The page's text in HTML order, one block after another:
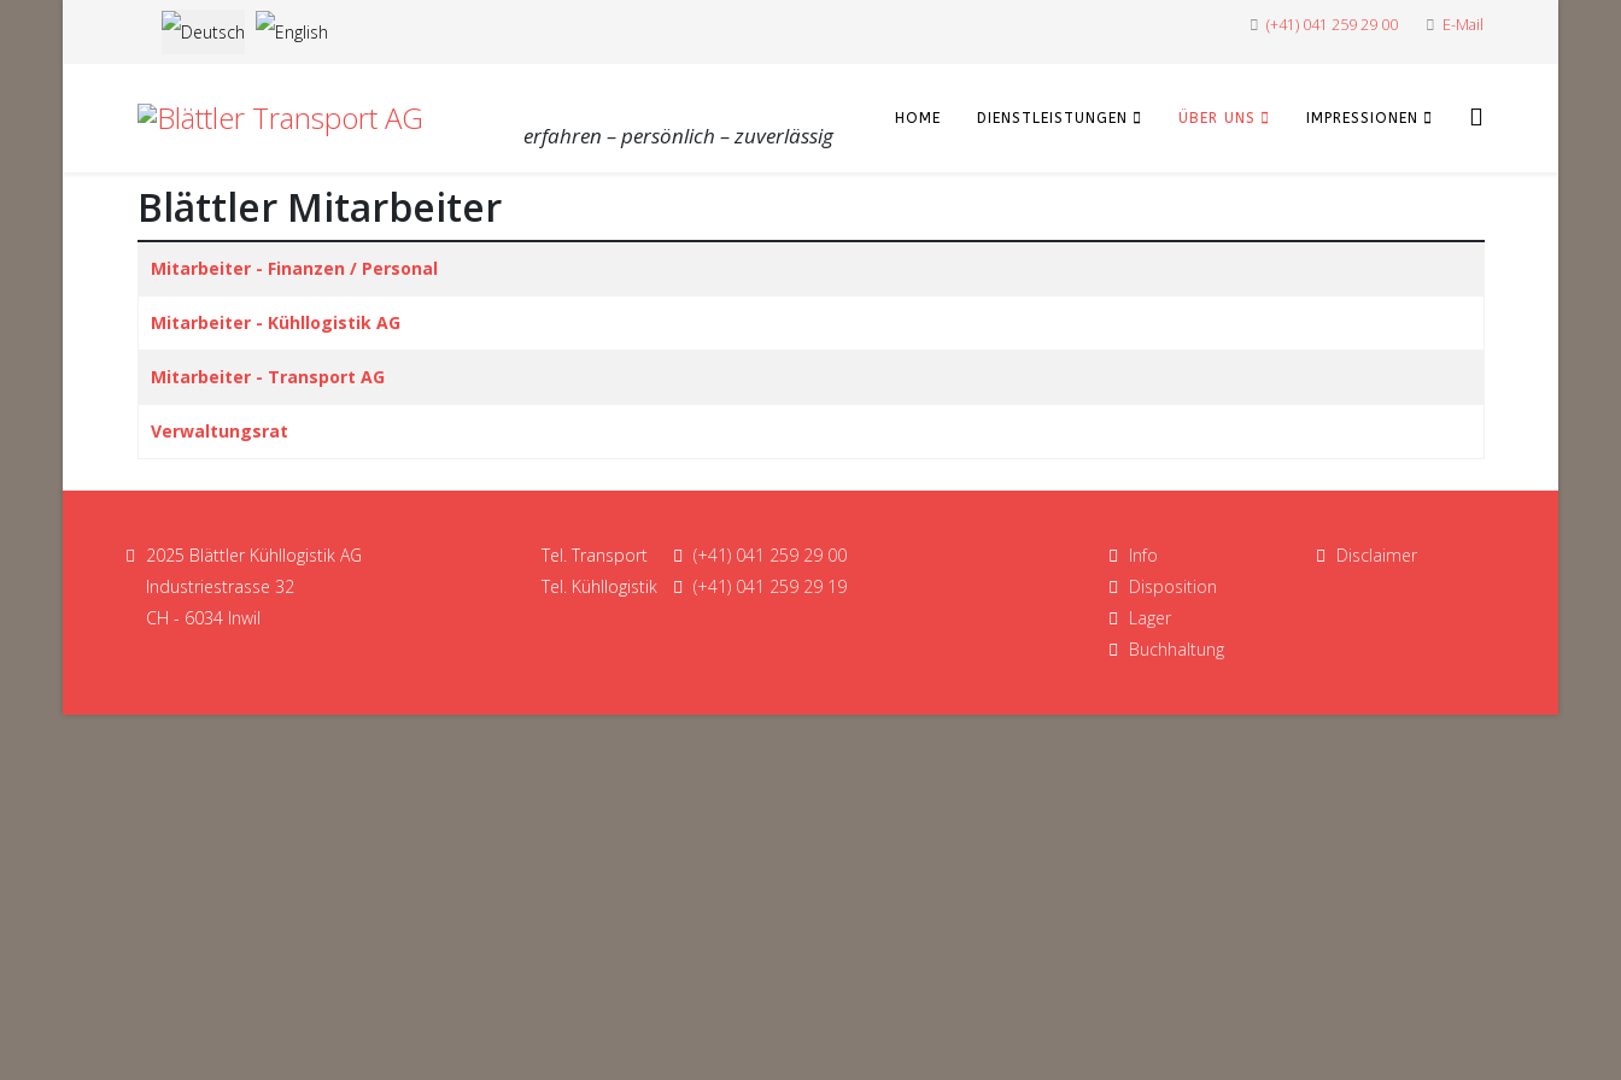
Sprache auswählen (+41) 041 259 29 00 E-Mail
erfahren – persönlich – zuverlässig
HOME DIENSTLEISTUNGEN ÜBER UNS IMPRESSIONEN
Blättler Mitarbeiter
Titel
Mitarbeiter - Finanzen / Personal
Mitarbeiter - Kühllogistik AG
Mitarbeiter - Transport AG
Verwaltungsrat
2025 Blättler Kühllogistik AG
Industriestrasse 32
CH - 6034 Inwil
Tel. Transport
(+41) 041 259 29 00
Tel. Kühllogistik
(+41) 041 259 29 19
Info
Disposition
Lager
Buchhaltung
Disclaimer